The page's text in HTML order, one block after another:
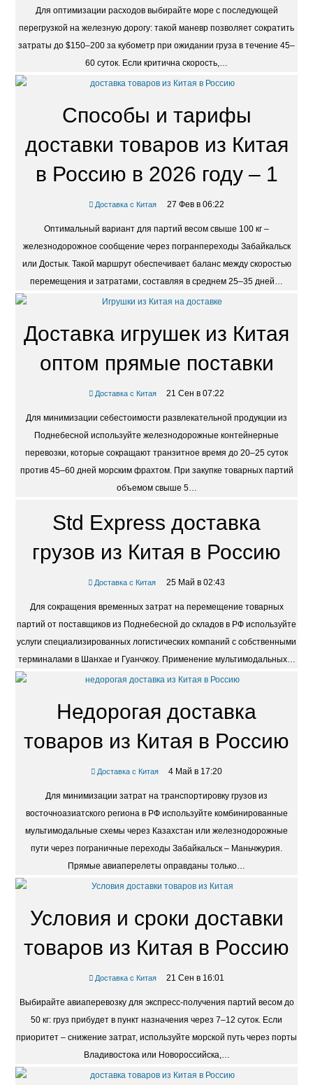
Для оптимизации расходов выбирайте море с последующей
перегрузкой на железную дорогу: такой маневр позволяет сократить
затраты до $150–200 за кубометр при ожидании груза в течение 45–
60 суток. Если критична скорость,…
Способы и тарифы
доставки товаров из Китая
в Россию в 2026 году – 1
Доставка с Китая 27 Фев в 06:22
Оптимальный вариант для партий весом свыше 100 кг –
железнодорожное сообщение через погранпереходы Забайкальск
или Достык. Такой маршрут обеспечивает баланс между скоростью
перемещения и затратами, составляя в среднем 25–35 дней…
Доставка игрушек из Китая
оптом прямые поставки
Доставка с Китая 21 Сен в 07:22
Для минимизации себестоимости развлекательной продукции из
Поднебесной используйте железнодорожные контейнерные
перевозки, которые сокращают транзитное время до 20–25 суток
против 45–60 дней морским фрахтом. При закупке товарных партий
объемом свыше 5…
Std Express доставка
грузов из Китая в Россию
Доставка с Китая 25 Май в 02:43
Для сокращения временных затрат на перемещение товарных
партий от поставщиков из Поднебесной до складов в РФ используйте
услуги специализированных логистических компаний с собственными
терминалами в Шанхае и Гуанчжоу. Применение мультимодальных…
Недорогая доставка
товаров из Китая в Россию
Доставка с Китая 4 Май в 17:20
Для минимизации затрат на транспортировку грузов из
восточноазиатского региона в РФ используйте комбинированные
мультимодальные схемы через Казахстан или железнодорожные
пути через пограничные переходы Забайкальск – Маньчжурия.
Прямые авиаперелеты оправданы только…
Условия и сроки доставки
товаров из Китая в Россию
Доставка с Китая 21 Сен в 16:01
Выбирайте авиаперевозку для экспресс-получения партий весом до
50 кг: груз прибудет в пункт назначения через 7–12 суток. Если
приоритет – снижение затрат, используйте морской путь через порты
Владивостока или Новороссийска,…